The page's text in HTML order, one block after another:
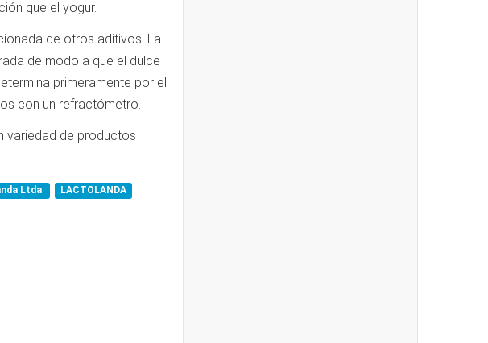
que el yogur.
de otros aditivos. La
de modo a que el dulce
primeramente por el
con un refractómetro.
variedad de productos
Ltda
LACTOLANDA